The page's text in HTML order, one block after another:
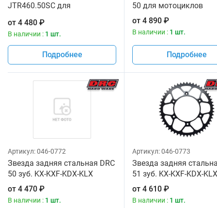
JTR460.50SC для
от 4 480 ₽
В наличии : 1 шт.
Подробнее
50 для мотоциклов
от 4 890 ₽
В наличии : 1 шт.
Подробнее
Артикул:046-0772
Звезда задняя стальная DRC
50 зуб. KX-KXF-KDX-KLX
от 4 470 ₽
В наличии : 1 шт.
Артикул:046-0773
Звезда задняя
51 зуб. KX-KXF-KDX-KLX
от 4 610 ₽
В наличии : 1 шт.